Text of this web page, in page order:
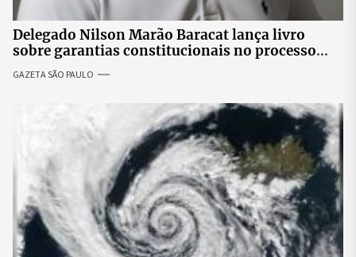
Delegado Nilson Marão Baracat lança livro
sobre garantias constitucionais no processo
penal brasileiro
GAZETA SÃO PAULO